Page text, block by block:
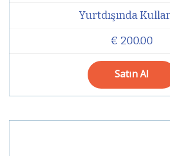
Yurtdışında
€ 200.00
Satın Al